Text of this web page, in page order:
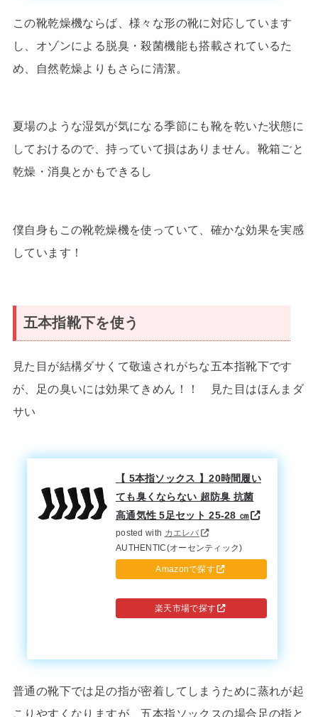
この靴乾燥機ならば、様々な形の靴に対応しています
し、オゾンによる脱臭・殺菌機能も搭載されているた
め、自然乾燥よりもさらに清潔。
夏場のような湿気が気になる季節にも靴を乾いた状態に
しておけるので、持っていて損はありません。靴箱ごと
乾燥・消臭とかもできるし
僕自身もこの靴乾燥機を使っていて、確かな効果を実感
しています！
五本指靴下を使う
見た目が結構ダサくて敬遠されがちな五本指靴下です
が、足の臭いには効果てきめん！！ 見た目はほんまダ
サい
【 5本指ソックス 】20時間履い
ても臭くならない 超防臭 抗菌
高通気性 5足セット 25-28 ㎝
posted with カエレバ
AUTHENTIC(オーセンティック)
Amazonで探す
楽天市場で探す
普通の靴下では足の指が密着してしまうために蒸れが起
こりやすくなりますが、五本指ソックスの場合足の指と